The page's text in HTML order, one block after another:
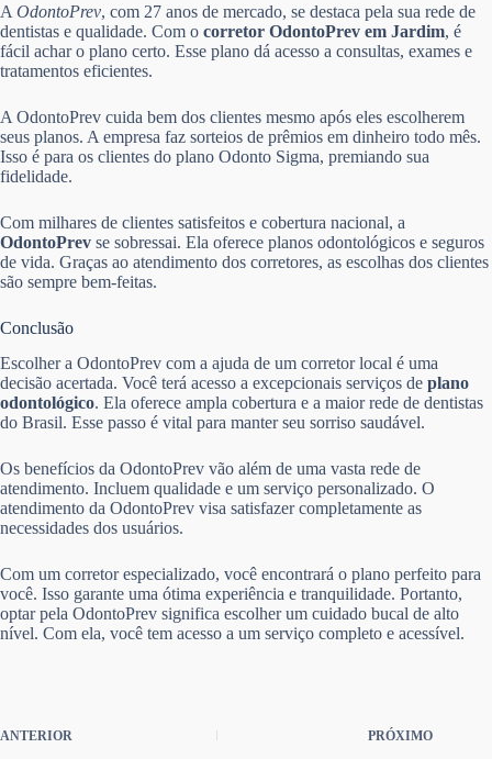
A OdontoPrev, com 27 anos de mercado, se destaca pela sua rede de
dentistas e qualidade. Com o corretor OdontoPrev em Jardim, é
fácil achar o plano certo. Esse plano dá acesso a consultas, exames e
tratamentos eficientes.
A OdontoPrev cuida bem dos clientes mesmo após eles escolherem
seus planos. A empresa faz sorteios de prêmios em dinheiro todo mês.
Isso é para os clientes do plano Odonto Sigma, premiando sua
fidelidade.
Com milhares de clientes satisfeitos e cobertura nacional, a
OdontoPrev se sobressai. Ela oferece planos odontológicos e seguros
de vida. Graças ao atendimento dos corretores, as escolhas dos clientes
são sempre bem-feitas.
Conclusão
Escolher a OdontoPrev com a ajuda de um corretor local é uma
decisão acertada. Você terá acesso a excepcionais serviços de plano
odontológico. Ela oferece ampla cobertura e a maior rede de dentistas
do Brasil. Esse passo é vital para manter seu sorriso saudável.
Os benefícios da OdontoPrev vão além de uma vasta rede de
atendimento. Incluem qualidade e um serviço personalizado. O
atendimento da OdontoPrev visa satisfazer completamente as
necessidades dos usuários.
Com um corretor especializado, você encontrará o plano perfeito para
você. Isso garante uma ótima experiência e tranquilidade. Portanto,
optar pela OdontoPrev significa escolher um cuidado bucal de alto
nível. Com ela, você tem acesso a um serviço completo e acessível.
ANTERIOR PRÓXIMO